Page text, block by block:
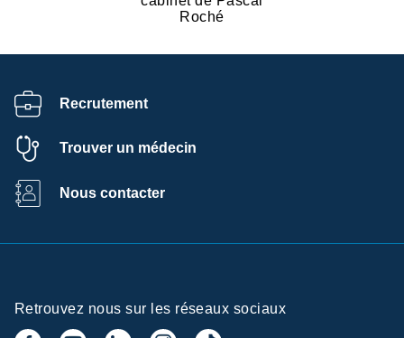
Roché
Recrutement
Trouver un médecin
Nous contacter
Retrouvez nous sur les réseaux sociaux